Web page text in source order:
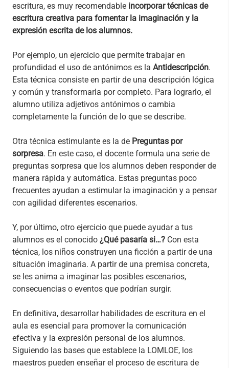
escritura, es muy recomendable incorporar técnicas de
escritura creativa para fomentar la imaginación y la
expresión escrita de los alumnos.
Por ejemplo, un ejercicio que permite trabajar en
profundidad el uso de antónimos es la Antidescripción.
Esta técnica consiste en partir de una descripción lógica
y común y transformarla por completo. Para lograrlo, el
alumno utiliza adjetivos antónimos o cambia
completamente la función de lo que se describe.
Otra técnica estimulante es la de Preguntas por
sorpresa. En este caso, el docente formula una serie de
preguntas sorpresa que los alumnos deben responder de
manera rápida y automática. Estas preguntas poco
frecuentes ayudan a estimular la imaginación y a pensar
con agilidad diferentes escenarios.
Y, por último, otro ejercicio que puede ayudar a tus
alumnos es el conocido ¿Qué pasaría si…? Con esta
técnica, los niños construyen una ficción a partir de una
situación imaginaria. A partir de una premisa concreta,
se les anima a imaginar las posibles escenarios,
consecuencias o eventos que podrían surgir.
En definitiva, desarrollar habilidades de escritura en el
aula es esencial para promover la comunicación
efectiva y la expresión personal de los alumnos.
Siguiendo las bases que establece la LOMLOE, los
maestros pueden enseñar el proceso de escritura de